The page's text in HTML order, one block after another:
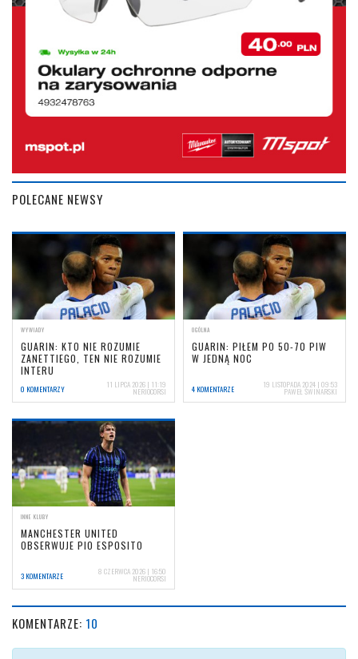
POLECANE NEWSY
WYWIADY
GUARIN: KTO NIE ROZUMIE
ZANETTIEGO, TEN NIE ROZUMIE
INTERU
0 KOMENTARZY 11 LIPCA 2026 | 11:19
NERIOCORSI
OGÓLNA
GUARIN: PIŁEM PO 50-70 PIW
W JEDNĄ NOC
4 KOMENTARZE 19 LISTOPADA 2024 | 09:53
PAWEŁ ŚWINARSKI
INNE KLUBY
MANCHESTER UNITED
OBSERWUJE PIO ESPOSITO
3 KOMENTARZE 8 CZERWCA 2026 | 16:50
NERIOCORSI
KOMENTARZE: 10